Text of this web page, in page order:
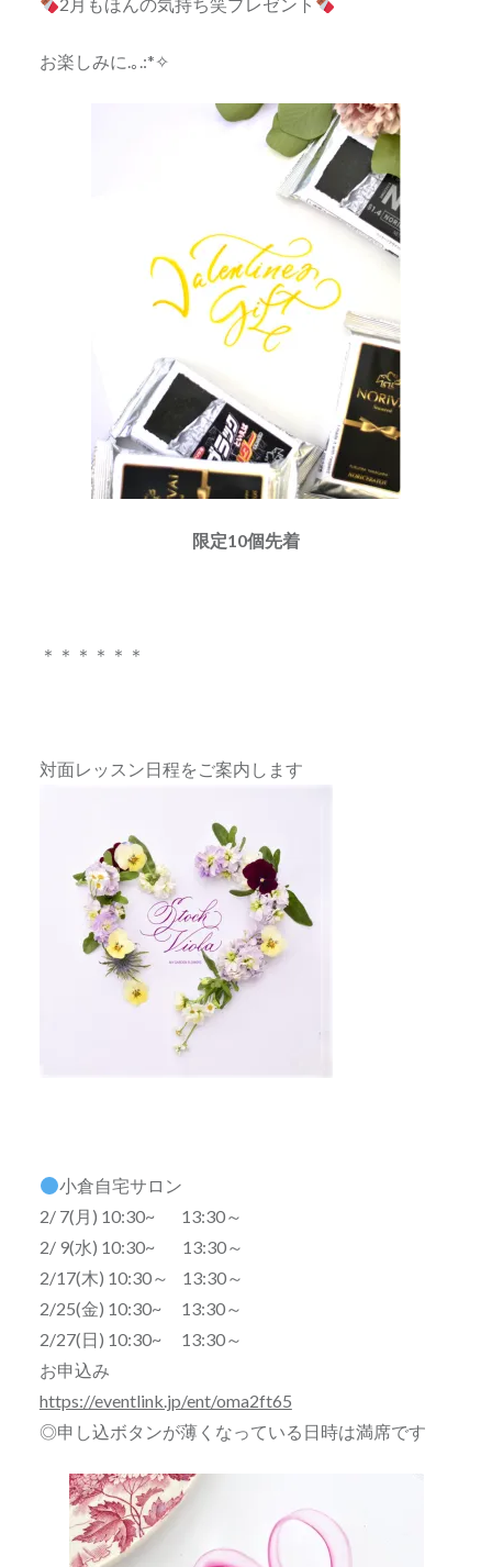
お楽しみに.｡.:*✧
限定10個先着
＊＊＊＊＊＊
対面レッスン日程をご案内します
小倉自宅サロン
2/ 7(月) 10:30~ 13:30～
2/ 9(水) 10:30~ 13:30～
2/17(木) 10:30～ 13:30～
2/25(金) 10:30~ 13:30～
2/27(日) 10:30~ 13:30～
お申込み
https://eventlink.jp/ent/oma2ft65
◎申し込ボタンが薄くなっている日時は満席です